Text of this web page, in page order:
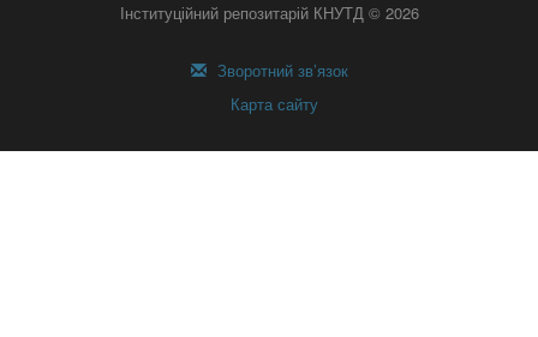
Інституційний репозитарій КНУТД © 2026
Зворотний зв’язок
Карта сайту